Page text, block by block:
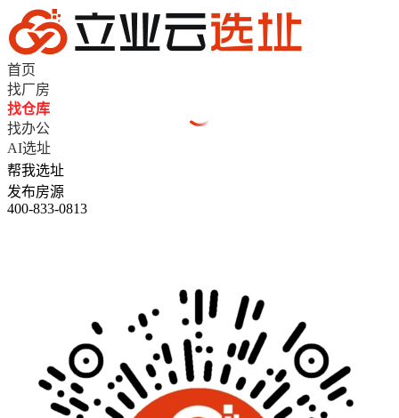
首页
找厂房
找仓库
找办公
AI选址
帮我选址
发布房源
400-833-0813